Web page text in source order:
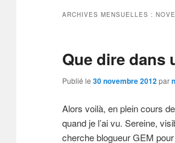
ARCHIVES MENSUELLES :
Que dire dans
Publié le 30 novembre 2012par
Alors voilà, en plein cours
quand je l’ai vu. Sereine,
cherche blogueur GEM pour